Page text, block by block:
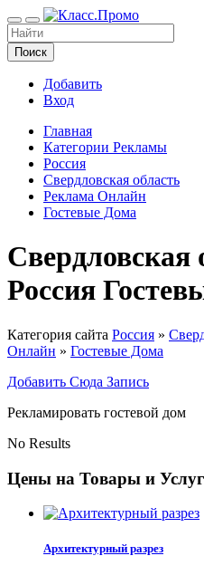
Поиск
Добавить
Вход
Главная
Категории Рекламы
Россия
Свердловская область
Реклама Онлайн
Гостевые Дома
Свердловская
Россия
Категория сайта Россия »
Онлайн » Гостевые Дома
Добавить Сюда Запись
Рекламировать гостевой дом
No Results
Цены на Товары и
Архитектурный разрез